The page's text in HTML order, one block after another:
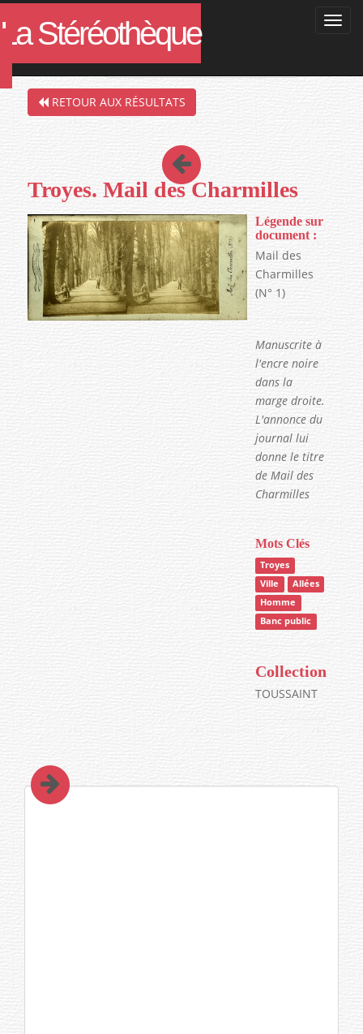
La Stéréothèque
Filtres de la recherche en cours :
RETOUR AUX RÉSULTATS
Troyes. Mail des Charmilles
Légende sur
document :
Mail des
Charmilles
(N° 1)
Manuscrite à
l'encre noire
dans la
marge droite.
L'annonce du
journal lui
donne le titre
de Mail des
Charmilles
Mots Clés
Troyes
Ville
Allées
Homme
Banc public
Collection
TOUSSAINT